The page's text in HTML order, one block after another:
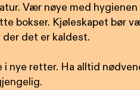
Vær nøye med hygienen
bokser. Kjøleskapet bør
det er kaldest.
nye retter. Ha alltid